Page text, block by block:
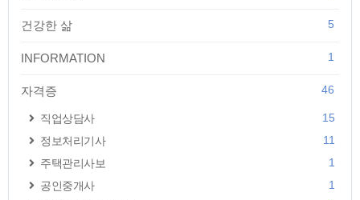
건강한 삶 5
INFORMATION 1
자격증 46
직업상담사
15
정보처리기사
11
주택관리사보
1
공인중개사
1